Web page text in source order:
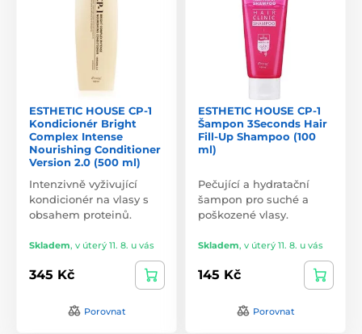
ESTHETIC HOUSE CP-1
Kondicionér Bright
Complex Intense
Nourishing Conditioner
Version 2.0 (500 ml)
Intenzivně vyživující
kondicionér na vlasy s
obsahem proteinů.
Skladem, v úterý 11. 8. u vás
345 Kč
Porovnat
ESTHETIC HOUSE CP-1
Šampon 3Seconds Hair
Fill-Up Shampoo (100
ml)
Pečující a hydratační
šampon pro suché a
poškozené vlasy.
Skladem, v úterý 11. 8. u vás
145 Kč
Porovnat